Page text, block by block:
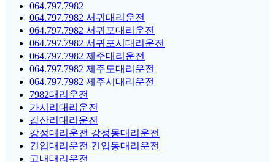
064.797.7982
064.797.7982 서귀대리운전
064.797.7982 서귀포대리운전
064.797.7982 서귀포시대리운전
064.797.7982 제주대리운전
064.797.7982 제주도대리운전
064.797.7982 제주시대리운전
7982대리운전
가시리대리운전
감산리대리운전
강정대리운전 강정동대리운전
건입대리운전 건입동대리운전
고내대리운전